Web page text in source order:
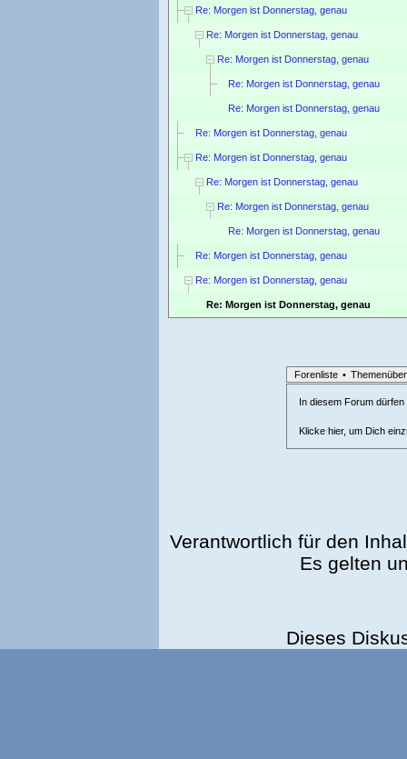
Re: Morgen ist Donnerstag, genau
Re: Morgen ist Donnerstag, genau
Re: Morgen ist Donnerstag, genau
Re: Morgen ist Donnerstag, genau
Re: Morgen ist Donnerstag, genau
Re: Morgen ist Donnerstag, genau
Re: Morgen ist Donnerstag, genau
Re: Morgen ist Donnerstag, genau
Re: Morgen ist Donnerstag, genau
Re: Morgen ist Donnerstag, genau
Re: Morgen ist Donnerstag, genau
Re: Morgen ist Donnerstag, genau
Re: Morgen ist Donnerstag, genau
Forenliste •
In diesem Forum
Klicke hier, um Dich
Verantwortlich für den
Es gelten
Dieses